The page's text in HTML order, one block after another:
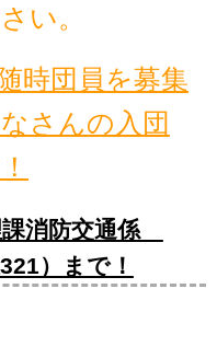
い。
時団員を募集
さんの入団
課消防交通係
）まで！